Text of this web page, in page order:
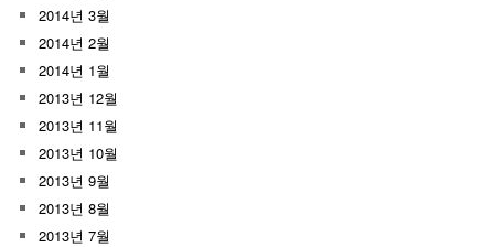
2014년 3월
2014년 2월
2014년 1월
2013년 12월
2013년 11월
2013년 10월
2013년 9월
2013년 8월
2013년 7월